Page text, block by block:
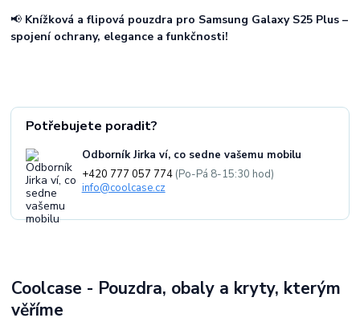
Potřebujete poradit?
Odborník Jirka ví, co sedne vašemu mobilu
+420 777 057 774 (Po-Pá 8-15:30 hod)
info@coolcase.cz
📢 Knížková a flipová pouzdra pro Samsung Galaxy S25 Plus –
spojení ochrany, elegance a funkčnosti!
Coolcase - Pouzdra, obaly a kryty, kterým
věříme